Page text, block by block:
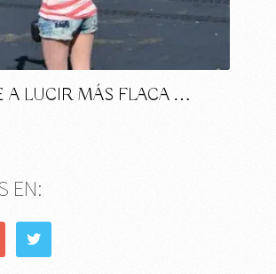
A LUCIR MÁS FLACA …
EN: